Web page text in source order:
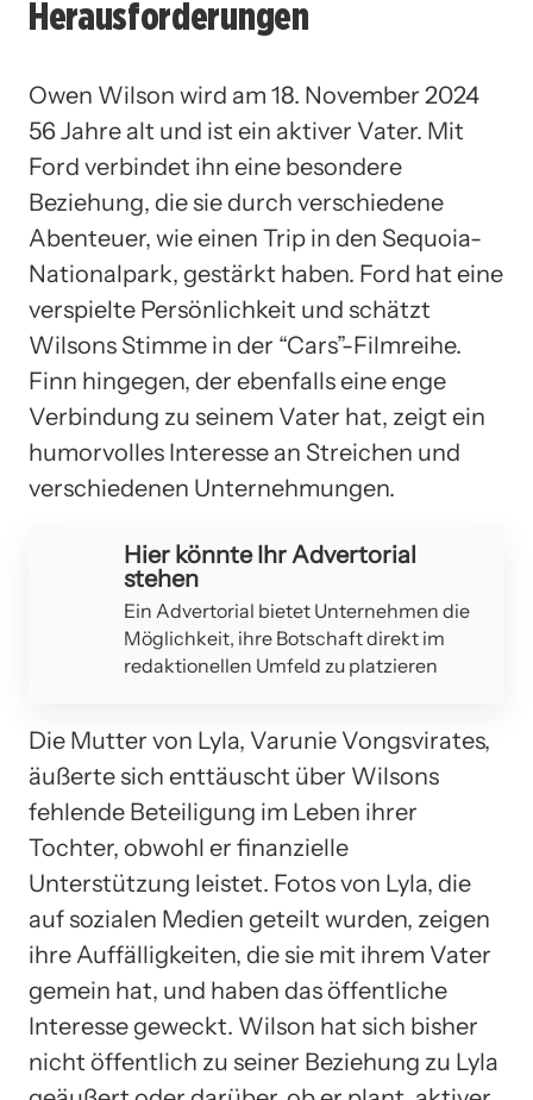
Herausforderungen
Owen Wilson wird am 18. November 2024
56 Jahre alt und ist ein aktiver Vater. Mit
Ford verbindet ihn eine besondere
Beziehung, die sie durch verschiedene
Abenteuer, wie einen Trip in den Sequoia-
Nationalpark, gestärkt haben. Ford hat eine
verspielte Persönlichkeit und schätzt
Wilsons Stimme in der “Cars”-Filmreihe.
Finn hingegen, der ebenfalls eine enge
Verbindung zu seinem Vater hat, zeigt ein
humorvolles Interesse an Streichen und
verschiedenen Unternehmungen.
Hier könnte Ihr Advertorial
stehen
Ein Advertorial bietet Unternehmen die
Möglichkeit, ihre Botschaft direkt im
redaktionellen Umfeld zu platzieren
Die Mutter von Lyla, Varunie Vongsvirates,
äußerte sich enttäuscht über Wilsons
fehlende Beteiligung im Leben ihrer
Tochter, obwohl er finanzielle
Unterstützung leistet. Fotos von Lyla, die
auf sozialen Medien geteilt wurden, zeigen
ihre Auffälligkeiten, die sie mit ihrem Vater
gemein hat, und haben das öffentliche
Interesse geweckt. Wilson hat sich bisher
nicht öffentlich zu seiner Beziehung zu Lyla